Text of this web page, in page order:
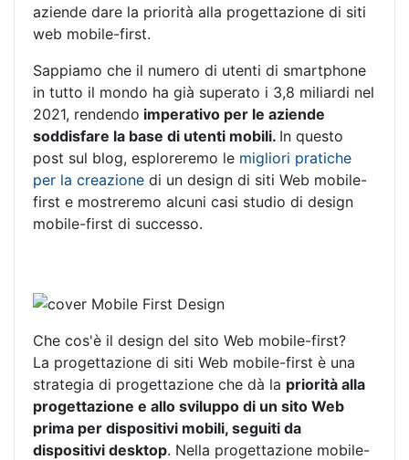
aziende dare la priorità alla progettazione di siti
web mobile-first.
Sappiamo che il numero di utenti di smartphone
in tutto il mondo ha già superato i 3,8 miliardi nel
2021, rendendo imperativo per le aziende
soddisfare la base di utenti mobili. In questo
post sul blog, esploreremo le migliori pratiche
per la creazione di un design di siti Web mobile-
first e mostreremo alcuni casi studio di design
mobile-first di successo.
Che cos'è il design del sito Web mobile-first?
La progettazione di siti Web mobile-first è una
strategia di progettazione che dà la priorità alla
progettazione e allo sviluppo di un sito Web
prima per dispositivi mobili, seguiti da
dispositivi desktop. Nella progettazione mobile-